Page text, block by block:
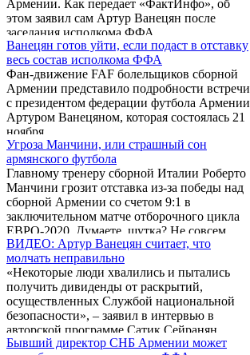
Армении. Как передает «ФактИнфо», об
этом заявил сам Артур Ванецян после
заседания исполкома ФФА.
Ванецян готов уйти, если подаст в отставку
весь состав исполкома ФФА
Фан-движение FAF болельщиков сборной
Армении представило подробности встречи
с президентом федерации футбола Армении
Артуром Ванецяном, которая состоялась 21
ноября. .
Угроза Манчини, или страшный сон
армянского футбола
Главному тренеру сборной Италии Роберто
Манчини грозит отставка из-за победы над
сборной Армении со счетом 9:1 в
заключительном матче отборочного цикла
ЕВРО-2020. Думаете, шутка? Не совсем,
ибо вот что на днях случилось в
итальянском футболе. .
ВИДЕО: Артур Ванецян считает, что
молчать неправильно
«Некоторые люди хвалились и пытались
получить дивиденды от раскрытий,
осуществленных Службой национальной
безопасности», – заявил в интервью в
авторской программе Сатик Сейранян
«Pressing» бывший директор Службы
Бывший директор СНБ Армении может